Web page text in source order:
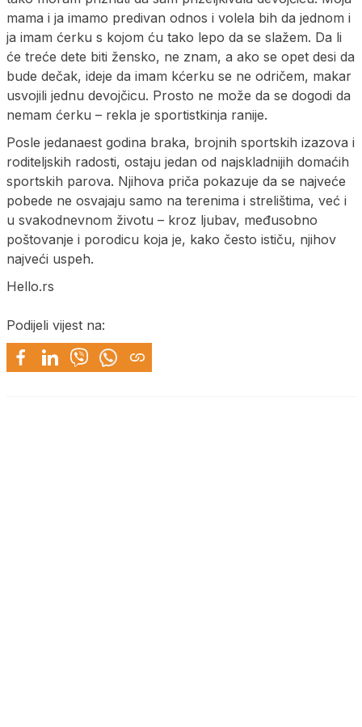
mama i ja imamo predivan odnos i volela bih da jednom i
ja imam ćerku s kojom ću tako lepo da se slažem. Da li
će treće dete biti žensko, ne znam, a ako se opet desi da
bude dečak, ideje da imam kćerku se ne odričem, makar
usvojili jednu devojčicu. Prosto ne može da se dogodi da
nemam ćerku – rekla je sportistkinja ranije.
Posle jedanaest godina braka, brojnih sportskih izazova i
roditeljskih radosti, ostaju jedan od najskladnijih domaćih
sportskih parova. Njihova priča pokazuje da se najveće
pobede ne osvajaju samo na terenima i strelištima, već i
u svakodnevnom životu – kroz ljubav, međusobno
poštovanje i porodicu koja je, kako često ističu, njihov
najveći uspeh.
Hello.rs
Podijeli vijest na: